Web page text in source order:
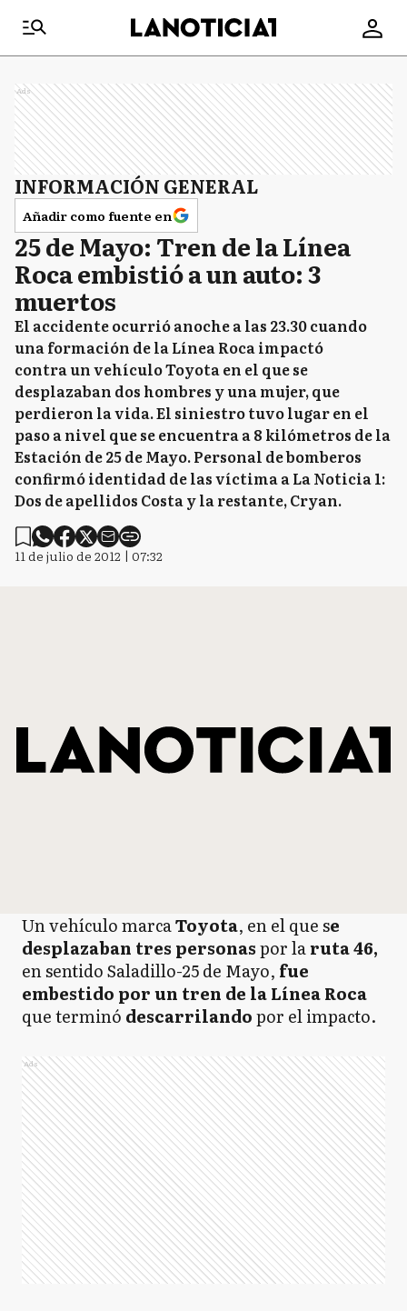
Ads
INFORMACIÓN GENERAL
Añadir como fuente en
25 de Mayo: Tren de la Línea
Roca embistió a un auto: 3
muertos
El accidente ocurrió anoche a las 23.30 cuando
una formación de la Línea Roca impactó
contra un vehículo Toyota en el que se
desplazaban dos hombres y una mujer, que
perdieron la vida. El siniestro tuvo lugar en el
paso a nivel que se encuentra a 8 kilómetros de la
Estación de 25 de Mayo. Personal de bomberos
confirmó identidad de las víctima a La Noticia 1:
Dos de apellidos Costa y la restante, Cryan.
11 de julio de 2012 | 07:32
Un vehículo marcaToyota, en el que se
desplazaban tres personaspor laruta 46,
en sentido Saladillo-25 de Mayo, fue
embestido por un tren de la Línea Roca
que terminó descarrilandopor el impacto.
Ads